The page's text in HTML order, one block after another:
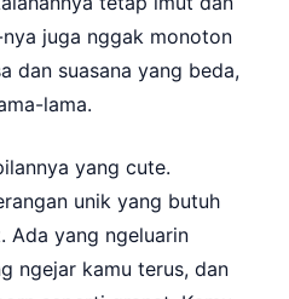
juga nggak monoton
dan suasana yang beda,
lama.
yang cute.
unik yang butuh
Ada yang ngeluarin
ngejar kamu terus, dan